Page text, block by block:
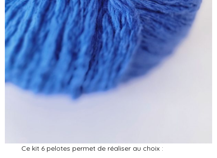
Ce kit 6 pelotes permet de réaliser au choix :